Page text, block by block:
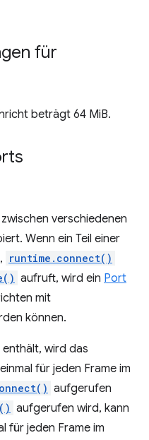
für
beträgt 64 MiB.
verschiedenen
Wenn ein Teil einer
, runtime.connect()
aufruft, wird ein Port
mit
können.
enthält, wird das
für jeden Frame im
aufgerufen
aufgerufen wird, kann
für jeden Frame im